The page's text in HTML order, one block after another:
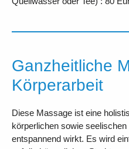
Ganzheitliche
Körperarbeit
Diese Massage ist eine
körperlichen sowie
entspannend wirkt. Es wird